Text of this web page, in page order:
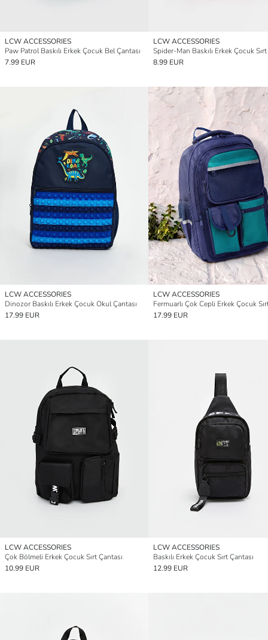
LCW ACCESSORIES
Paw Patrol Baskılı Erkek Çocuk Bel Çantası
7.99 EUR
LCW ACCESSORIES
8.99 EUR
LCW ACCESSORIES
Dinozor Baskılı Erkek Çocuk Okul Çantası
17.99 EUR
LCW ACCESSORIES
17.99 EUR
LCW ACCESSORIES
Çok Bölmeli Erkek Çocuk Sırt Çantası
10.99 EUR
LCW ACCESSORIES
Baskılı Erkek Çocuk Sırt Çantası
12.99 EUR